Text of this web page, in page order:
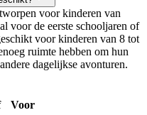
voor kinderen van
voor de eerste schooljaren of
voor kinderen van 8 tot
ruimte hebben om hun
dagelijkse avonturen.
Voor